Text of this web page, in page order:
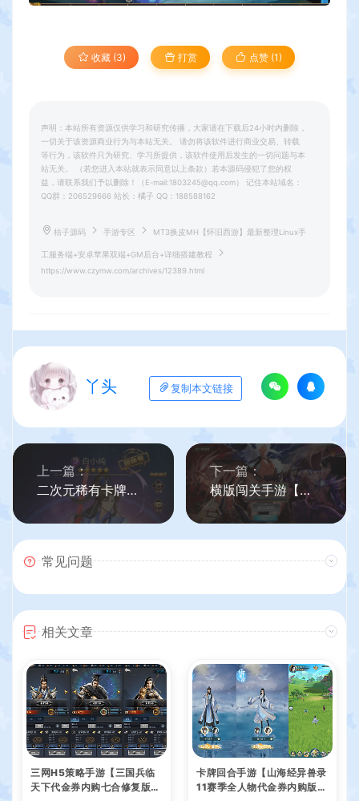
收藏 (3) 打赏 点赞 (1)
声明：本站所有资源仅供学习和研究传播，大家请在下载后24小时内删除，
一切关于该资源商业行为与本站无关。 请勿将该软件进行商业交易、转载
等行为，该软件只为研究、学习所提供，该软件使用后发生的一切问题与本
站无关。 （若您进入本站就表示同意以上条款）若本源码侵犯了您的权
益，请联系我们予以删除！（E-mail:1803245@qq.com） 记住本站域名：
QQ群：206529666 站长：橘子 QQ：188588162
桔子源码 手游专区 MT3换皮MH【怀旧西游】最新整理Linux手
工服务端+安卓苹果双端+GM后台+详细搭建教程
https://www.czymw.com/archives/12389.html
丫头 复制本文链接
上一篇：
二次元稀有卡牌回合手游【堕落女神白小纯修复版】最新整理Linux手工服务端+多区跨服+GM授权后台+自定义英雄+安卓+详细搭建教程
下一篇：
横版闯关手游【新·勇士阿拉德最终版】最新整理Linux手工服务端+全功能管理后台+已对接好内充+安卓苹果双端+详细搭建教程
常见问题
相关文章
三网H5策略手游【三国兵临
天下代金券内购七合修复版】
卡牌回合手游【山海经异兽录
11赛季全人物代金券内购版】